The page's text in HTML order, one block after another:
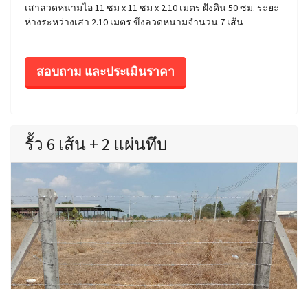
เสาลวดหนามไอ 11 ซม x 11 ซม x 2.10 เมตร ฝังดิน 50 ซม. ระยะ
ห่างระหว่างเสา 2.10 เมตร ขึงลวดหนามจำนวน 7 เส้น
สอบถาม และประเมินราคา
รั้ว 6 เส้น + 2 แผ่นทึบ